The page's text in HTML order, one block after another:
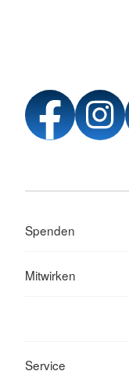
Spenden
Mitwirken
Service